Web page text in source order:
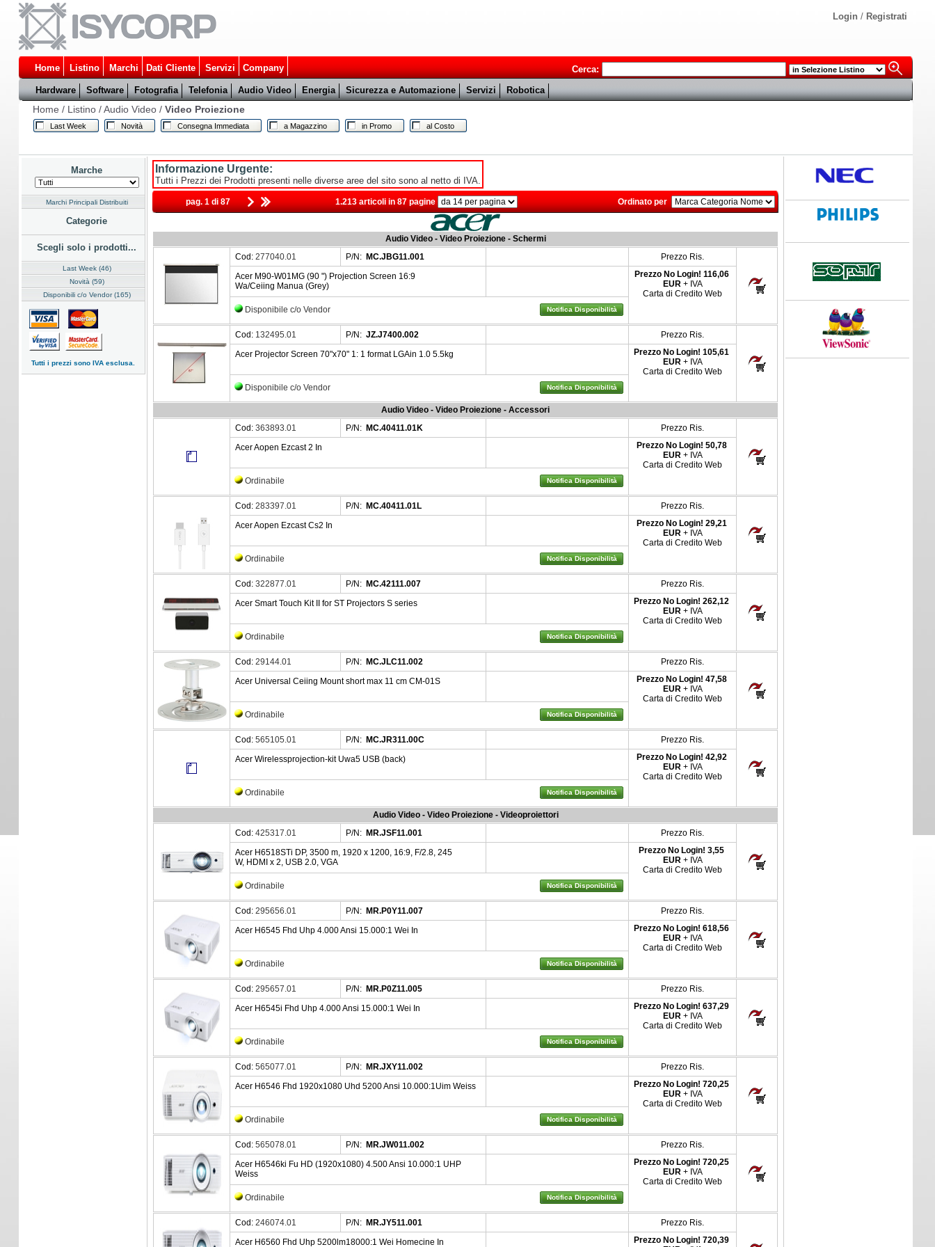
Login / Registrati
Home Listino Marchi Dati Cliente Servizi Company
Cerca:
Hardware
Software Fotografia Telefonia Audio Video Energia Sicurezza e Automazione Servizi
Robotica
Home / Listino/ Audio Video/ Video Proiezione
Last Week Novità Consegna Immediata a Magazzino in Promo al Costo
Marche
Marchi Principali Distribuiti
Categorie
Scegli solo i prodotti...
Last Week (46)
Novità (59)
Disponibili c/o Vendor (165)
Tutti i prezzi sono IVA esclusa.
Informazione Urgente:
Tutti i Prezzi dei Prodotti presenti nelle diverse aree del sito sono al netto di IVA.
pag. 1 di 87 1.213 articoli in 87 pagine Ordinato per
Audio Video - Video Proiezione - Schermi
Cod:277040.01 P/N: MC.JBG11.001
Prezzo Ris.
Acer M90-W01MG (90 ") Projection Screen 16:9
Wa/Ceiing Manua (Grey)
Prezzo No Login! 116,06
EUR + IVA
Carta di Credito Web
Disponibile c/o Vendor
Notifica Disponibilità
Cod: 132495.01 P/N: JZ.J7400.002
Prezzo Ris.
Acer Projector Screen 70"x70" 1: 1 format LGAin 1.0 5.5kg
Prezzo No Login! 105,61
EUR + IVA
Carta di Credito Web
Disponibile c/o Vendor
Notifica Disponibilità
Audio Video - Video Proiezione - Accessori
Cod:363893.01 P/N: MC.40411.01K
Prezzo Ris.
Acer Aopen Ezcast 2 In
Prezzo No Login! 50,78
EUR + IVA
Carta di Credito Web
Ordinabile
Notifica Disponibilità
Cod:283397.01 P/N: MC.40411.01L
Prezzo Ris.
Acer Aopen Ezcast Cs2 In
Prezzo No Login! 29,21
EUR + IVA
Carta di Credito Web
Ordinabile
Notifica Disponibilità
Cod:322877.01 P/N: MC.42111.007
Prezzo Ris.
Acer Smart Touch Kit II for ST Projectors S series
Prezzo No Login! 262,12
EUR + IVA
Carta di Credito Web
Ordinabile
Notifica Disponibilità
Cod:29144.01 P/N: MC.JLC11.002
Prezzo Ris.
Acer Universal Ceiing Mount short max 11 cm CM-01S
Prezzo No Login! 47,58
EUR + IVA
Carta di Credito Web
Ordinabile
Notifica Disponibilità
Cod:565105.01 P/N: MC.JR311.00C
Prezzo Ris.
Acer Wirelessprojection-kit Uwa5 USB (back)
Prezzo No Login! 42,92
EUR + IVA
Carta di Credito Web
Ordinabile
Notifica Disponibilità
Audio Video - Video Proiezione - Videoproiettori
Cod:425317.01 P/N: MR.JSF11.001
Prezzo Ris.
Acer H6518STi DP, 3500 m, 1920 x 1200, 16:9, F/2.8, 245
W, HDMI x 2, USB 2.0, VGA
Prezzo No Login! 3,55
EUR + IVA
Carta di Credito Web
Ordinabile
Notifica Disponibilità
Cod:295656.01 P/N: MR.P0Y11.007
Prezzo Ris.
Acer H6545 Fhd Uhp 4.000 Ansi 15.000:1 Wei In
Prezzo No Login! 618,56
EUR + IVA
Carta di Credito Web
Ordinabile
Notifica Disponibilità
Cod:295657.01 P/N: MR.P0Z11.005
Prezzo Ris.
Acer H6545i Fhd Uhp 4.000 Ansi 15.000:1 Wei In
Prezzo No Login! 637,29
EUR + IVA
Carta di Credito Web
Ordinabile
Notifica Disponibilità
Cod:565077.01 P/N: MR.JXY11.002
Prezzo Ris.
Acer H6546 Fhd 1920x1080 Uhd 5200 Ansi 10.000:1Uim Weiss
Prezzo No Login! 720,25
EUR + IVA
Carta di Credito Web
Ordinabile
Notifica Disponibilità
Cod:565078.01 P/N: MR.JW011.002
Prezzo Ris.
Acer H6546ki Fu HD (1920x1080) 4.500 Ansi 10.000:1 UHP
Weiss
Prezzo No Login! 720,25
EUR + IVA
Carta di Credito Web
Ordinabile
Notifica Disponibilità
Cod:246074.01 P/N: MR.JY511.001
Prezzo Ris.
Acer H6560 Fhd Uhp 5200lm18000:1 Wei Homecine In
Prezzo No Login! 720,39